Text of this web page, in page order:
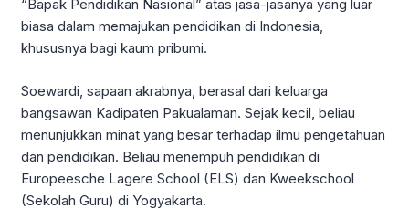
“Bapak Pendidikan Nasional” atas jasa-jasanya yang luar
biasa dalam memajukan pendidikan di Indonesia,
khususnya bagi kaum pribumi.
Soewardi, sapaan akrabnya, berasal dari keluarga
bangsawan Kadipaten Pakualaman. Sejak kecil, beliau
menunjukkan minat yang besar terhadap ilmu pengetahuan
dan pendidikan. Beliau menempuh pendidikan di
Europeesche Lagere School (ELS) dan Kweekschool
(Sekolah Guru) di Yogyakarta.